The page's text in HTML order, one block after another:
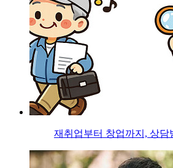
재취업부터 창업까지, 상담